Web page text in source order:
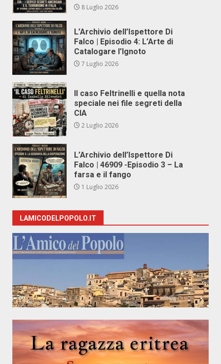
8 Luglio 2026
L’Archivio dell’Ispettore Di
Falco | Episodio 4: L’Arte di
Catalogare l’Ignoto
7 Luglio 2026
Il caso Feltrinelli e quella nota
speciale nei file segreti della
CIA
2 Luglio 2026
L’Archivio dell’Ispettore Di
Falco | 46909 -Episodio 3 – La
farsa e il fango
1 Luglio 2026
LAMICODELPOPOLO.IT